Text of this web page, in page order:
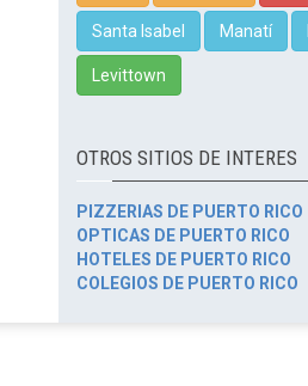
Santa Isabel Manatí
Levittown
OTROS SITIOS DE INTERES
PIZZERIAS DE PUERTO RICO
OPTICAS DE PUERTO RICO
HOTELES DE PUERTO RICO
COLEGIOS DE PUERTO RICO